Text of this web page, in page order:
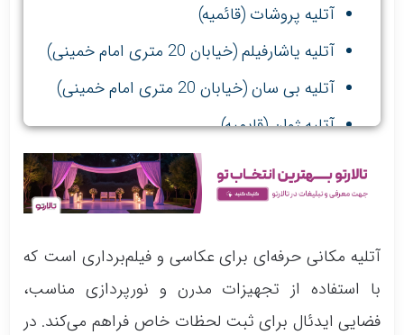
آتلیه پروشات (قائمیه)
آتلیه یاشارفیلم (خیابان 20 متری امام خمینی)
آتلیه بی سان (خیابان 20 متری امام خمینی)
آتلیه ژوان (قایمیه)
آتلیه شبنم (مطهری)
آتلیه عکاسی امید (مطهری)
آتلیه مکانی حرفه‌ای برای عکاسی و فیلم‌برداری است که
با استفاده از تجهیزات مدرن و نورپردازی مناسب،
فضایی ایدئال برای ثبت لحظات خاص فراهم می‌کند. در